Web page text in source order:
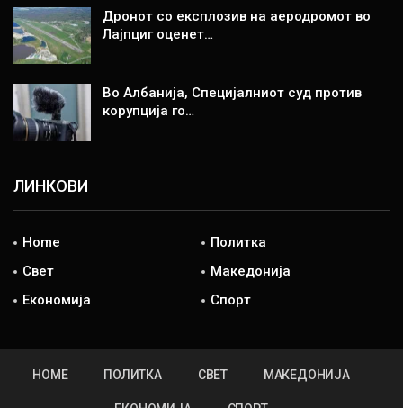
Дронот со експлозив на аеродромот во
Лајпциг оценет…
Во Албанија, Специјалниот суд против
корупција го…
ЛИНКОВИ
Home
Политка
Свет
Македонија
Економија
Спорт
HOME ПОЛИТКА СВЕТ МАКЕДОНИЈА